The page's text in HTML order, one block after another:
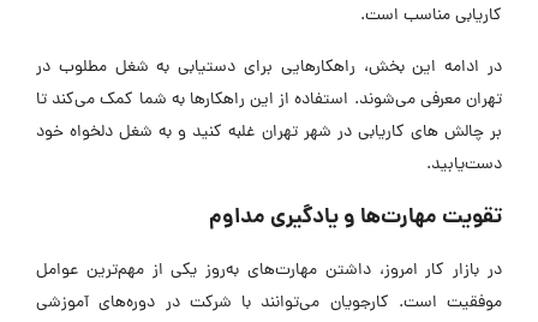
کاریابی مناسب است.
در ادامه این بخش، راهکارهایی برای دستیابی به شغل مطلوب در
تهران معرفی می‌شوند. استفاده از این راهکارها به شما کمک می‌کند تا
بر چالش های کاریابی در شهر تهران غلبه کنید و به شغل دلخواه خود
دست‌یابید.
تقویت مهارت‌ها و یادگیری مداوم
در بازار کار امروز، داشتن مهارت‌های به‌روز یکی از مهم‌ترین عوامل
موفقیت است. کارجویان می‌توانند با شرکت در دوره‌های آموزشی